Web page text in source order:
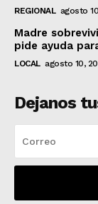
REGIONAL agosto
Madre
pide ayuda
LOCAL agosto 10,
Dejanos